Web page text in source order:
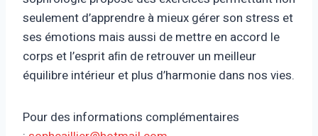
seulement d’apprendre à mieux gérer son stress et
ses émotions mais aussi de mettre en accord le
corps et l’esprit aﬁn de retrouver un meilleur
équilibre intérieur et plus d’harmonie dans nos vies.
Pour des informations complémentaires